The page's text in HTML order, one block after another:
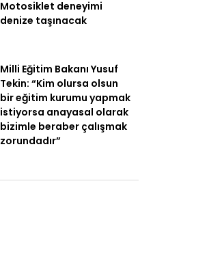
Motosiklet deneyimi
denize taşınacak
Milli Eğitim Bakanı Yusuf
Tekin: “Kim olursa olsun
bir eğitim kurumu yapmak
istiyorsa anayasal olarak
bizimle beraber çalışmak
zorundadır”